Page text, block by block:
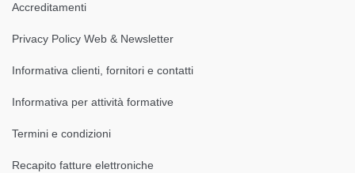
Accreditamenti
Privacy Policy Web & Newsletter
Informativa clienti, fornitori e contatti
Informativa per attività formative
Termini e condizioni
Recapito fatture elettroniche